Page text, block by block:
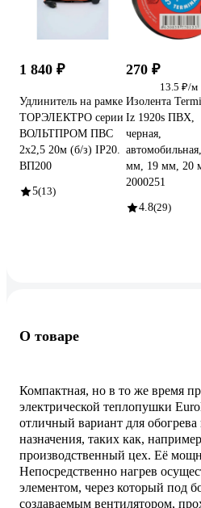
1 840 ₽
Удлинитель на рамке
ТОРЭЛЕКТРО серии
ВОЛЬТПРОМ ПВС
2х2,5 20м (б/з) IP20.
ВП200
5(13)
270 ₽
13.5 ₽/м
Изолента
Iz 1920s ПВХ,
черная,
мм, 19 мм, 20
2000251
4.8(29)
О товаре
Компактная, но в то же время
электрической теплопушки
отличный вариант для
назначения, таких как,
производственный цех. Её
Непосредственно нагрев
элементом, через который под
создаваемым вентилятором,